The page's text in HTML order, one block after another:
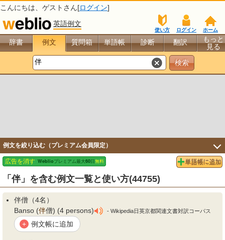
こんにちは、 ゲスト さん[ログイン]
英語例文
ホーム
ログイン
使い方
辞書 例文 質問箱 単語帳 診断 翻訳
もっと
見る
例文を絞り込む（プレミアム会員限定）
「伴」を含む例文一覧と使い方(44755)
伴僧（4名）
Banso (伴僧) (4 persons) - Wikipedia日英京都関連文書対訳コーパス
+ 例文帳に追加